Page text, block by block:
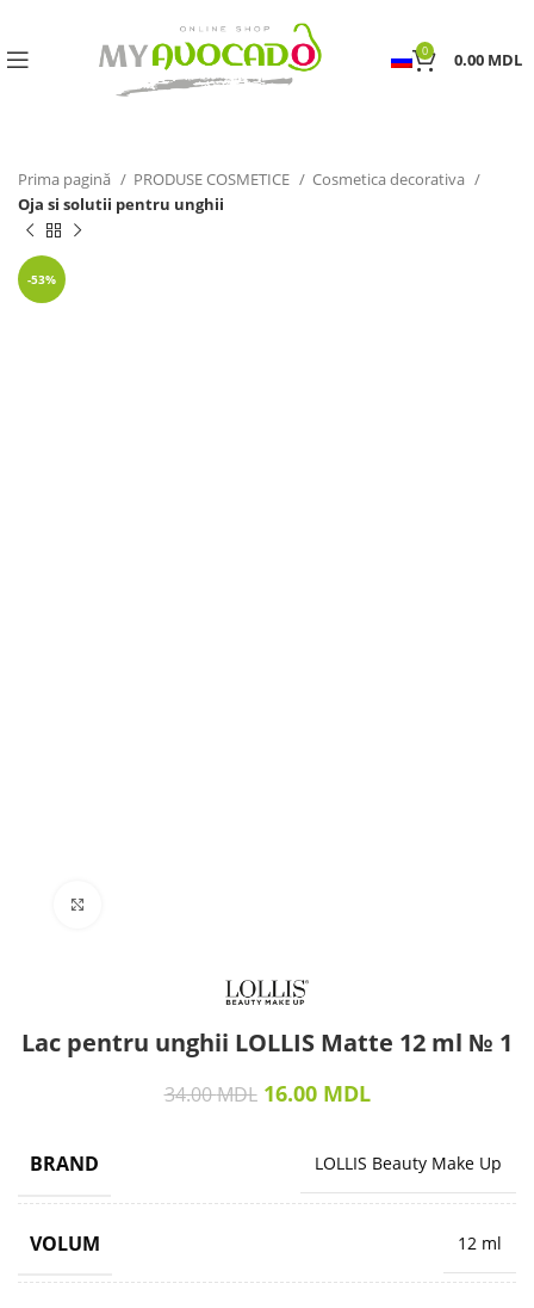
0 0.00 MDL
Prima pagină PRODUSE COSMETICE
Cosmetica decorativa
Oja si solutii pentru unghii
-53%
Lac pentru unghii LOLLIS Matte 12 ml № 1
34.00MDL 16.00 MDL
BRAND LOLLIS Beauty Make Up
VOLUM 12 ml